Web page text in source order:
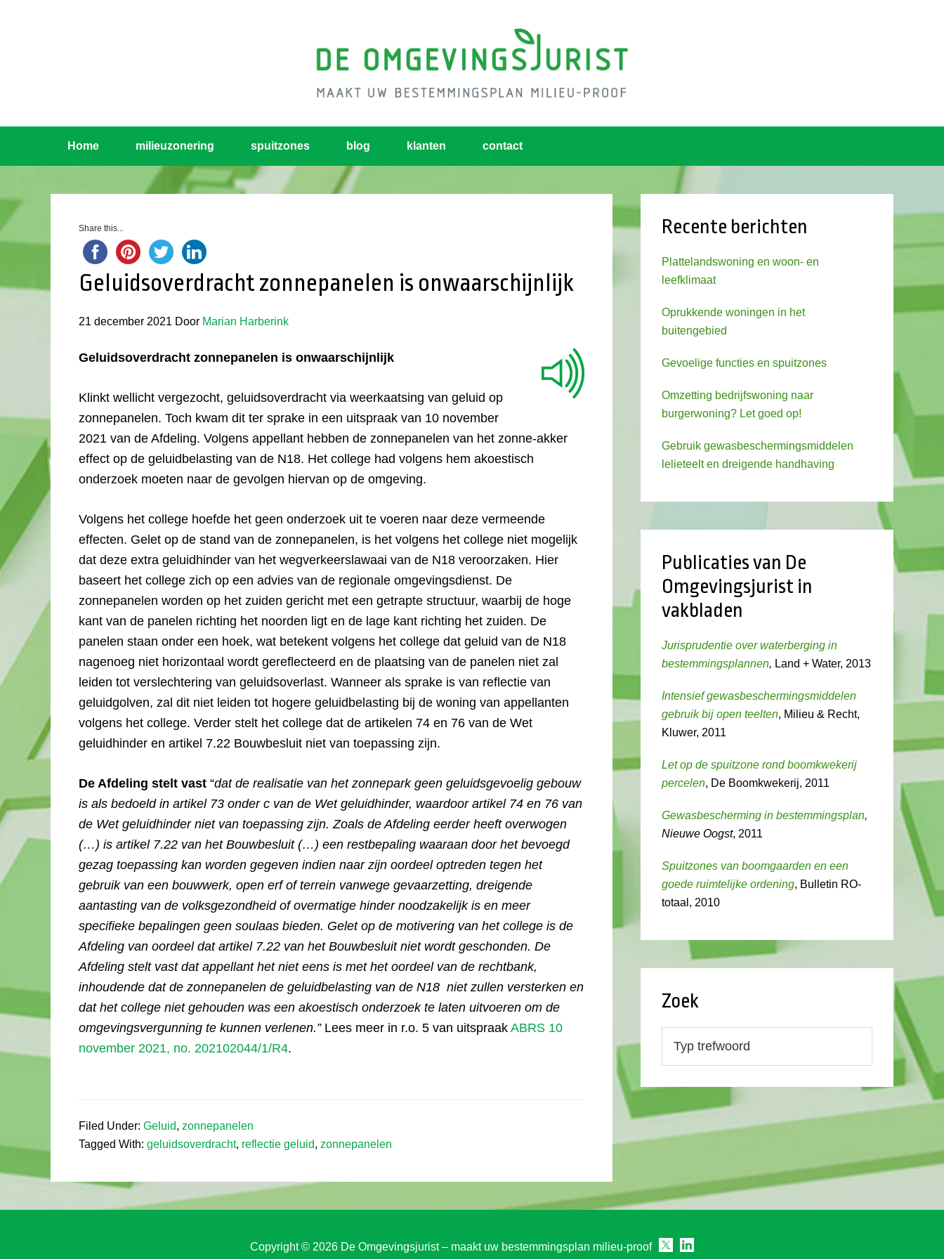
Home milieuzonering spuitzones blog klanten contact
Share this...
Geluidsoverdracht zonnepanelen is onwaarschijnlijk
21 december 2021 Door Marian Harberink
Geluidsoverdracht zonnepanelen is onwaarschijnlijk
Klinkt wellicht vergezocht, geluidsoverdracht via weerkaatsing van geluid op
zonnepanelen. Toch kwam dit ter sprake in een uitspraak van 10 november
2021 van de Afdeling. Volgens appellant hebben de zonnepanelen van het zonne-akker
effect op de geluidbelasting van de N18. Het college had volgens hem akoestisch
onderzoek moeten naar de gevolgen hiervan op de omgeving.
Volgens het college hoefde het geen onderzoek uit te voeren naar deze vermeende
effecten. Gelet op de stand van de zonnepanelen, is het volgens het college niet mogelijk
dat deze extra geluidhinder van het wegverkeerslawaai van de N18 veroorzaken. Hier
baseert het college zich op een advies van de regionale omgevingsdienst. De
zonnepanelen worden op het zuiden gericht met een getrapte structuur, waarbij de hoge
kant van de panelen richting het noorden ligt en de lage kant richting het zuiden. De
panelen staan onder een hoek, wat betekent volgens het college dat geluid van de N18
nagenoeg niet horizontaal wordt gereflecteerd en de plaatsing van de panelen niet zal
leiden tot verslechtering van geluidsoverlast. Wanneer als sprake is van reflectie van
geluidgolven, zal dit niet leiden tot hogere geluidbelasting bij de woning van appellanten
volgens het college. Verder stelt het college dat de artikelen 74 en 76 van de Wet
geluidhinder en artikel 7.22 Bouwbesluit niet van toepassing zijn.
De Afdeling stelt vast “dat de realisatie van het zonnepark geen geluidsgevoelig gebouw
is als bedoeld in artikel 73 onder c van de Wet geluidhinder, waardoor artikel 74 en 76 van
de Wet geluidhinder niet van toepassing zijn. Zoals de Afdeling eerder heeft overwogen
(…) is artikel 7.22 van het Bouwbesluit (…) een restbepaling waaraan door het bevoegd
gezag toepassing kan worden gegeven indien naar zijn oordeel optreden tegen het
gebruik van een bouwwerk, open erf of terrein vanwege gevaarzetting, dreigende
aantasting van de volksgezondheid of overmatige hinder noodzakelijk is en meer
specifieke bepalingen geen soulaas bieden. Gelet op de motivering van het college is de
Afdeling van oordeel dat artikel 7.22 van het Bouwbesluit niet wordt geschonden. De
Afdeling stelt vast dat appellant het niet eens is met het oordeel van de rechtbank,
inhoudende dat de zonnepanelen de geluidbelasting van de N18 niet zullen versterken en
dat het college niet gehouden was een akoestisch onderzoek te laten uitvoeren om de
omgevingsvergunning te kunnen verlenen.” Lees meer in r.o. 5 van uitspraak ABRS 10
november 2021, no. 202102044/1/R4.
Filed Under: Geluid, zonnepanelen
Tagged With: geluidsoverdracht, reflectie geluid, zonnepanelen
Recente berichten
Plattelandswoning en woon- en
leefklimaat
Oprukkende woningen in het
buitengebied
Gevoelige functies en spuitzones
Omzetting bedrijfswoning naar
burgerwoning? Let goed op!
Gebruik gewasbeschermingsmiddelen
lelieteelt en dreigende handhaving
Publicaties van De
Omgevingsjurist in
vakbladen
Jurisprudentie over waterberging in
bestemmingsplannen, Land + Water, 2013
Intensief gewasbeschermingsmiddelen
gebruik bij open teelten, Milieu & Recht,
Kluwer, 2011
Let op de spuitzone rond boomkwekerij
percelen, De Boomkwekerij, 2011
Gewasbescherming in bestemmingsplan,
Nieuwe Oogst, 2011
Spuitzones van boomgaarden en een
goede ruimtelijke ordening, Bulletin RO-
totaal, 2010
Zoek
Copyright © 2026 De Omgevingsjurist – maakt uw bestemmingsplan milieu-proof